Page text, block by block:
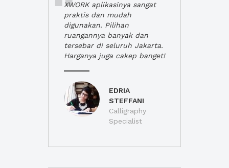
XWORK aplikasinya sangat
praktis dan mudah
digunakan. Pilihan
ruangannya banyak dan
tersebar di seluruh Jakarta.
Harganya juga cakep banget!
EDRIA
STEFFANI
Calligraphy
Specialist